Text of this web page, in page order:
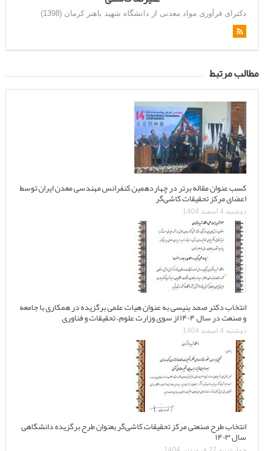
دکترای فرآوری مواد معدنی از دانشگاه شهید باهنر کرمان (1398)
مطالب مرتبط
کسب عنوان مقاله برتر در چهاردهمین کنفرانس مهندسی معدن ایران توسط
اعضای مرکز تحقیقات کاشی‌گر
دوشنبه 4 اسفند 1404
انتخاب دکتر صمد بنیسی به عنوان هیات علمی برگزیده در همکاری با جامعه
و صنعت در سال ۱۴۰۴ از سوی وزارت علوم، تحقیقات و فناوری
دوشنبه 4 اسفند 1404
انتخاب طرح صنعتی مرکز تحقیقات کاشی‌گر بعنوان طرح برگزیده دانشگاهی
سال ۱۴۰۳